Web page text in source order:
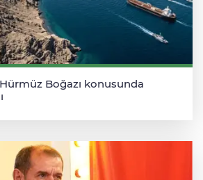
Boğazı konusunda